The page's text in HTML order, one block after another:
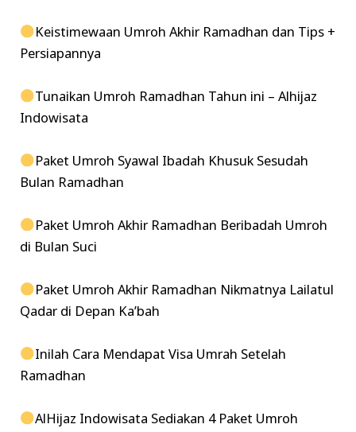
Keistimewaan Umroh Akhir Ramadhan dan Tips +
Persiapannya
Tunaikan Umroh Ramadhan Tahun ini – Alhijaz
Indowisata
Paket Umroh Syawal Ibadah Khusuk Sesudah
Bulan Ramadhan
Paket Umroh Akhir Ramadhan Beribadah Umroh
di Bulan Suci
Paket Umroh Akhir Ramadhan Nikmatnya Lailatul
Qadar di Depan Ka’bah
Inilah Cara Mendapat Visa Umrah Setelah
Ramadhan
AlHijaz Indowisata Sediakan 4 Paket Umroh